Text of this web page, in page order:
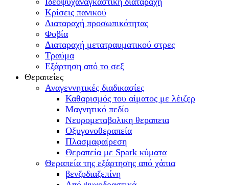
Κρίσεις πανικού
Διαταραχή προσωπικότητας
Φοβία
Διαταραχή μετατραυματικού στρες
Τραύμα
Εξάρτηση από το σεξ
Θεραπείες
Αναγεννητικές διαδικασίες
Καθαρισμός του αίματος με λέιζερ
Μαγνητικό πεδίο
Νευρομεταβολικη θεραπεια
Οξυγονοθεραπεία
Πλασμαφαίρεση
Θεραπεία με Spark κύματα
Θεραπεία της εξάρτησης από χάπια
βενζοδιαζεπίνη